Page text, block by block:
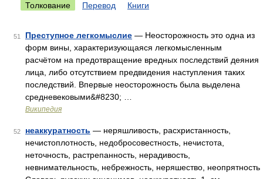
Толкование Перевод Книги
51 Преступное легкомыслие — Неосторожность это одна из
форм вины, характеризующаяся легкомысленным
расчётом на предотвращение вредных последствий деяния
лица, либо отсутствием предвидения наступления таких
последствий. Впервые неосторожность была выделена
средневековыми&#8230; …
Википедия
52 неаккуратность — неряшливость, расхристанность,
нечистоплотность, недобросовестность, нечистота,
неточность, растрепанность, нерадивость,
невнимательность, небрежность, неряшество, неопрятность